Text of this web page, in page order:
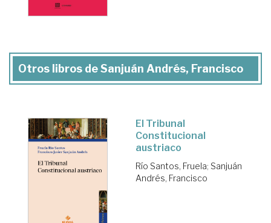
Otros libros de Sanjuán Andrés, Francisco
El Tribunal
Constitucional
austriaco
Río Santos, Fruela; Sanjuán
Andrés, Francisco